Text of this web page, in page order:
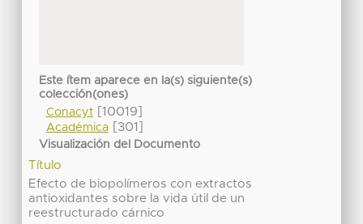
Este ítem aparece en la(s) siguiente(s)
colección(ones)
Conacyt[10019]
Académica[301]
Visualización del Documento
Título
Efecto de biopolímeros con extractos
antioxidantes sobre la vida útil de un
reestructurado cárnico